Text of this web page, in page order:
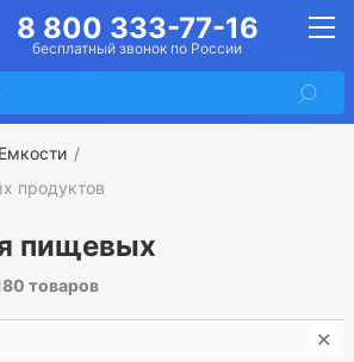
8 800 333-77-16
бесплатный звонок по России
Емкости
продуктов
пищевых
товаров
✕